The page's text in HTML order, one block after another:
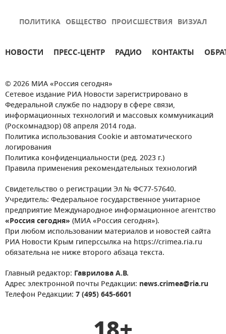
ПОЛИТИКА ОБЩЕСТВО ПРОИСШЕСТВИЯ ВИЗУАЛ
НОВОСТИ ПРЕСС-ЦЕНТР РАДИО КОНТАКТЫ
© 2026 МИА «Россия сегодня»
Сетевое издание РИА Новости зарегистрировано в
Федеральной службе по надзору в сфере связи,
информационных технологий и массовых коммуникаций
(Роскомнадзор) 08 апреля 2014 года.
Политика использования Cookie и автоматического
логирования
Политика конфиденциальности (ред. 2023 г.)
Правила применения рекомендательных технологий
Свидетельство о регистрации Эл № ФС77-57640.
Учредитель: Федеральное государственное унитарное
предприятие Международное информационное агентство
«Россия сегодня» (МИА «Россия сегодня»).
При любом использовании материалов и новостей сайта
РИА Новости Крым гиперссылка на https://crimea.ria.ru
обязательна не ниже второго абзаца текста.
Главный редактор: Гаврилова А.В.
Адрес электронной почты Редакции: news.crimea@ria.ru
Телефон Редакции: 7 (495) 645-6601